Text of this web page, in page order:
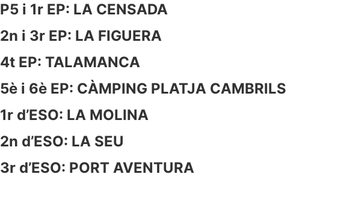
P5 i 1r EP: LA CENSADA
2n i 3r EP: LA FIGUERA
4t EP: TALAMANCA
5è i 6è EP: CÀMPING PLATJA CAMBRILS
1r d’ESO: LA MOLINA
2n d’ESO: LA SEU
3r d’ESO: PORT AVENTURA